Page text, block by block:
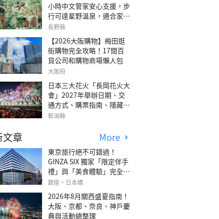
小時中文管家安心支援，步
行可達星野溫泉，適合家庭
旅行、三代同遊與紀念日的
澤森四季VILLA」
長野縣
【2026大阪購物】梅田逛
街購物完全攻略！17間百
貨公司和購物商場懶人包
大阪府
日本三大花火「長岡花火大
會」2027年舉辦日期、交
通方式、購票指南、隱藏欣
賞地點
新潟縣
章 More
東京旅行絕不可錯過！
GINZA SIX 獨家「限定伴手
禮」與「美食體驗」完全指
南
銀座・日本橋
2026年8月關西盛夏指南！
大阪、京都、奈良、神戶慶
典與活動總整理